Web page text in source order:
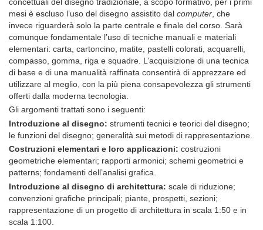
mesi è escluso l’uso del disegno assistito dal computer , che
invece riguarderà solo la parte centrale e finale del corso. Sarà
comunque fondamentale l’uso di tecniche manuali e materiali
elementari: carta, cartoncino, matite, pastelli colorati, acquarelli,
compasso, gomma, riga e squadre. L’acquisizione di una tecnica
di base e di una manualità raffinata consentirà di apprezzare ed
utilizzare al meglio, con la più piena consapevolezza gli strumenti
offerti dalla moderna tecnologia.
Gli argomenti trattati sono i seguenti:
Introduzione al disegno: strumenti tecnici e teorici del disegno;
le funzioni del disegno; generalità sui metodi di rappresentazione.
Costruzioni elementari e loro applicazioni: costruzioni
geometriche elementari; rapporti armonici; schemi geometrici e
patterns; fondamenti dell’analisi grafica.
Introduzione al disegno di architettura: scale di riduzione;
convenzioni grafiche principali; piante, prospetti, sezioni;
rappresentazione di un progetto di architettura in scala 1:50 e in
scala 1:100.